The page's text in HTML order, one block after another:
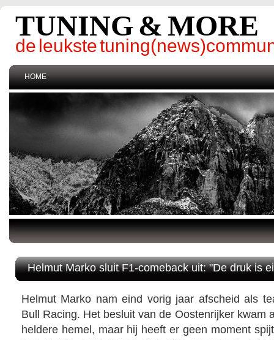
TUNING & MORE
de leukste
HOME
Helmut Marko sluit F1‑comeback uit: "De druk is
Helmut Marko nam eind vorig jaar afscheid als
Bull Racing. Het besluit van de Oostenrijker kwam
heldere hemel, maar hij heeft er geen moment